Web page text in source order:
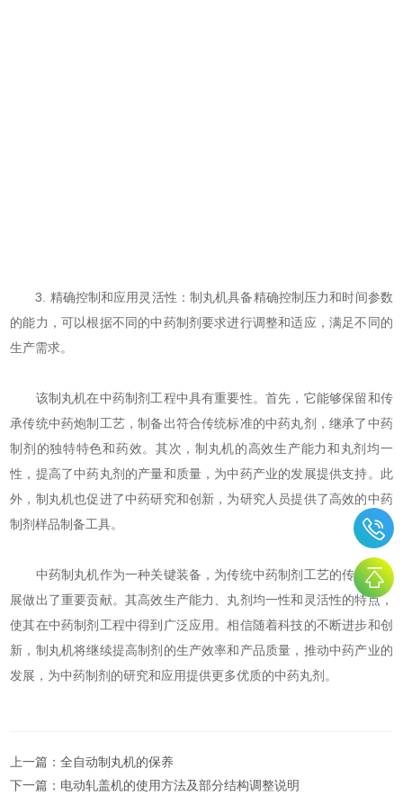
3. 精确控制和应用灵活性：制丸机具备精确控制压力和时间参数
的能力，可以根据不同的中药制剂要求进行调整和适应，满足不同的
生产需求。
该制丸机在中药制剂工程中具有重要性。首先，它能够保留和传
承传统中药炮制工艺，制备出符合传统标准的中药丸剂，继承了中药
制剂的独特特色和药效。其次，制丸机的高效生产能力和丸剂均一
性，提高了中药丸剂的产量和质量，为中药产业的发展提供支持。此
外，制丸机也促进了中药研究和创新，为研究人员提供了高效的中药
制剂样品制备工具。
中药制丸机作为一种关键装备，为传统中药制剂工艺的传承和发
展做出了重要贡献。其高效生产能力、丸剂均一性和灵活性的特点，
使其在中药制剂工程中得到广泛应用。相信随着科技的不断进步和创
新，制丸机将继续提高制剂的生产效率和产品质量，推动中药产业的
发展，为中药制剂的研究和应用提供更多优质的中药丸剂。
上一篇：全自动制丸机的保养
下一篇： 电动轧盖机的使用方法及部分结构调整说明